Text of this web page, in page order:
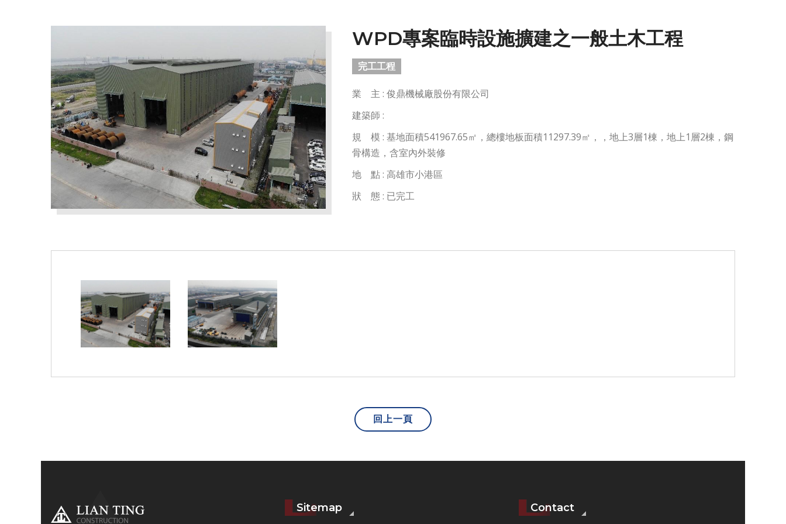
WPD專案臨時設施擴建之一般土木工程
完工工程
業 主 : 俊鼎機械廠股份有限公司
建築師 :
規 模 : 基地面積541967.65㎡，總樓地板面積11297.39㎡，，地上3層1棟，地上1層2棟，鋼
骨構造，含室內外裝修
地 點 : 高雄市小港區
狀 態 : 已完工
回上一頁
Sitemap Contact